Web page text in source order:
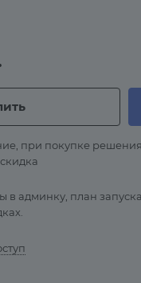
при покупке
в админку, план